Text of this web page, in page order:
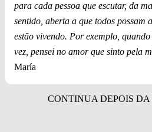
para cada pessoa que escutar, da
sentido, aberta a que todos possam
estão vivendo. Por exemplo,
vez, pensei no amor que sinto pela
María